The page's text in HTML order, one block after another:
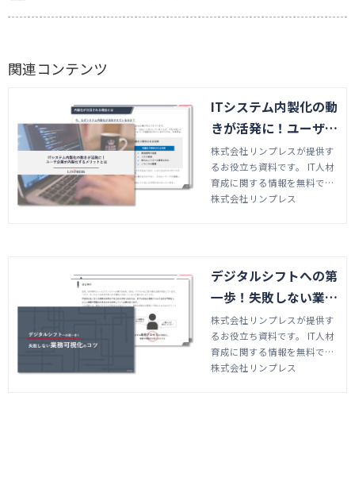
関連コンテンツ
ITシステム内製化の動
きが活発に！ユーザ企
業が内製化するメリッ
トとは
株式会社リンプレスが提供す
るお役立ち資料です。 IT人材
育成に関する情報を無料でダ
ウンロードしていただけま
株式会社リンプレス
デジタルシフトへの第
一歩！失敗しない業務
可視化のコツ
株式会社リンプレスが提供す
るお役立ち資料です。 IT人材
育成に関する情報を無料でダ
ウンロードしていただけま
株式会社リンプレス